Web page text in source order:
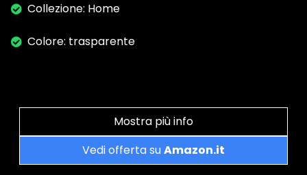
Collezione: Home
Colore: trasparente
Mostra più info
Vedi offerta suAmazon.it